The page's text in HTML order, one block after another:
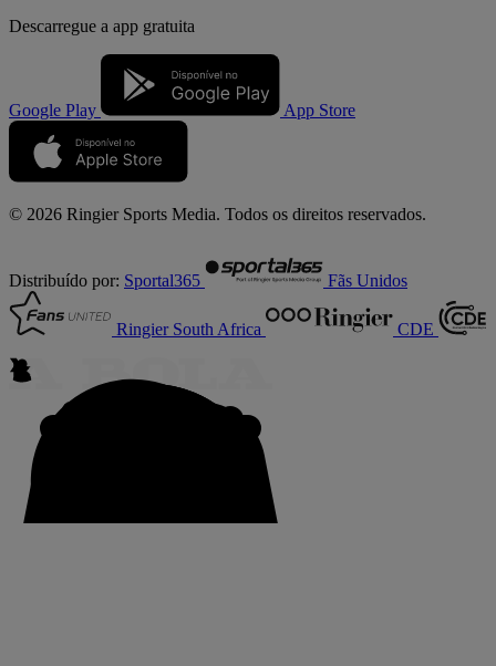
Descarregue a app gratuita
Google Play App Store
© 2026 Ringier Sports Media. Todos os direitos reservados.
Distribuído por: Sportal365 Fãs Unidos
Ringier South Africa CDE